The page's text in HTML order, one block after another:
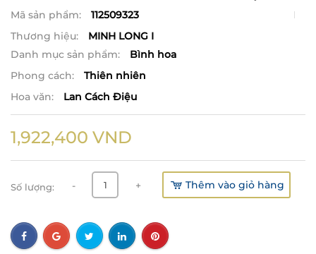
Mã sản phẩm:
112509323
Thương hiệu:
MINH LONG I
Danh mục sản phẩm:
Bình hoa
Phong cách:
Thiên nhiên
Hoa văn:
Lan Cách Điệu
1,922,400 VND
Số lượng: - + Thêm vào giỏ hàng